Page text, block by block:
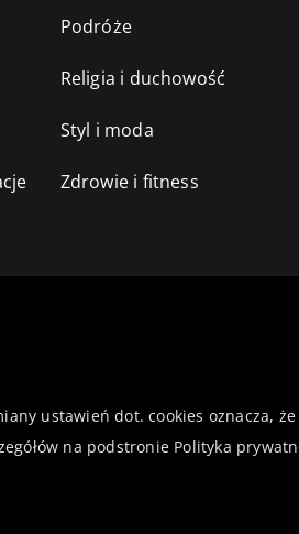
Podróże
Religia i duchowość
Styl i moda
Zdrowie i fitness
ustawień dot. cookies oznacza,
na podstronie Polityka